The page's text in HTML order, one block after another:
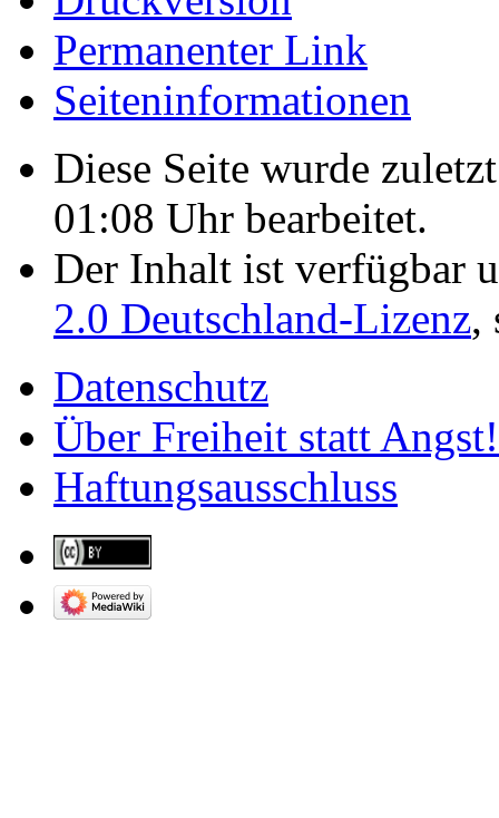
Permanenter Link
Seiten­­informationen
Diese Seite wurde
01:08 Uhr bearbeitet.
Der Inhalt ist verfügbar
2.0 Deutschland-Lizenz,
Datenschutz
Über Freiheit statt Angst!
Haftungsausschluss